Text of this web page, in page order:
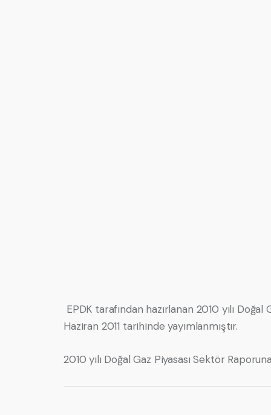
EPDK tarafından hazırlanan 2010 yılı
Haziran 2011 tarihinde yayımlanmıştır.
2010 yılı Doğal Gaz Piyasası Sektör